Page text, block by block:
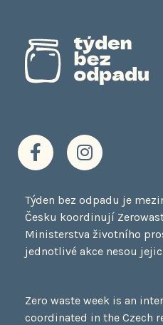
F
a
e
b
o
o
f
I
n
t
a
g
r
Týden bez odpadu je
Česku koordinují
Ministerstva životního
jednotlivé akce nesou
Zero waste week is an
coordinated in the Czech